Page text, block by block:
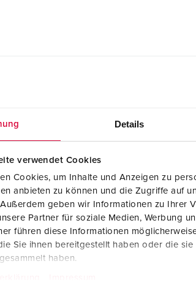
Details
verwendet Cookies
Cookies, um Inhalte und Anzeigen zu
anbieten zu können und die Zugriffe auf
geben wir Informationen zu Ihrer
Partner für soziale Medien, Werbung
führen diese Informationen
Sie ihnen bereitgestellt haben oder die sie
haben.
Stecker AM-TOP® 21516
Maßzeichnung Querformat
Stecker AM-TOP® 21516
PNG, 54 KB